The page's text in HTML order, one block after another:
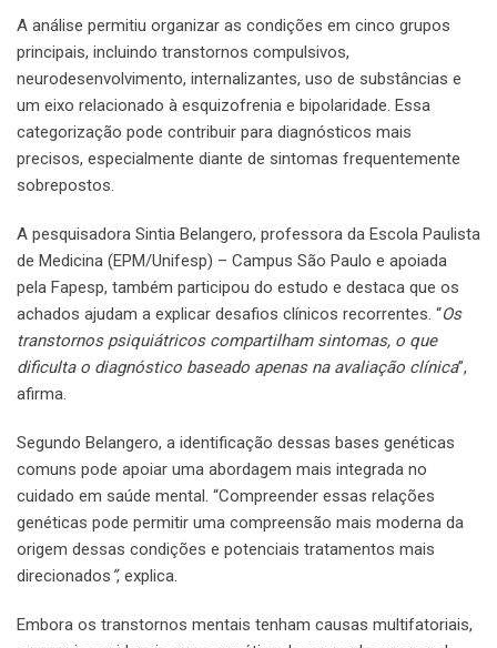
A análise permitiu organizar as condições em cinco grupos
principais, incluindo transtornos compulsivos,
neurodesenvolvimento, internalizantes, uso de substâncias e
um eixo relacionado à esquizofrenia e bipolaridade. Essa
categorização pode contribuir para diagnósticos mais
precisos, especialmente diante de sintomas frequentemente
sobrepostos.
A pesquisadora Sintia Belangero, professora da Escola Paulista
de Medicina (EPM/Unifesp) – Campus São Paulo e apoiada
pela Fapesp, também participou do estudo e destaca que os
achados ajudam a explicar desafios clínicos recorrentes. “Os
transtornos psiquiátricos compartilham sintomas, o que
dificulta o diagnóstico baseado apenas na avaliação clínica”,
afirma.
Segundo Belangero, a identificação dessas bases genéticas
comuns pode apoiar uma abordagem mais integrada no
cuidado em saúde mental. “Compreender essas relações
genéticas pode permitir uma compreensão mais moderna da
origem dessas condições e potenciais tratamentos mais
direcionados”, explica.
Embora os transtornos mentais tenham causas multifatoriais,